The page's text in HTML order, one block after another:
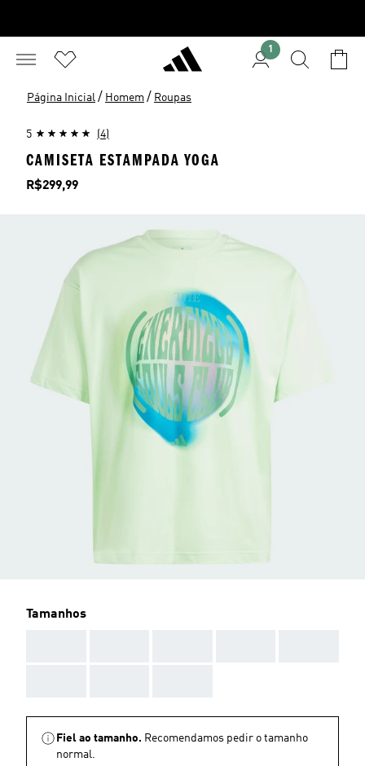
1
Página Inicial / Homem / Roupas
5 (4)
CAMISETA ESTAMPADA YOGA
Preço
R$299,99
Tamanhos
Fiel ao tamanho. Recomendamos pedir o tamanho
normal.